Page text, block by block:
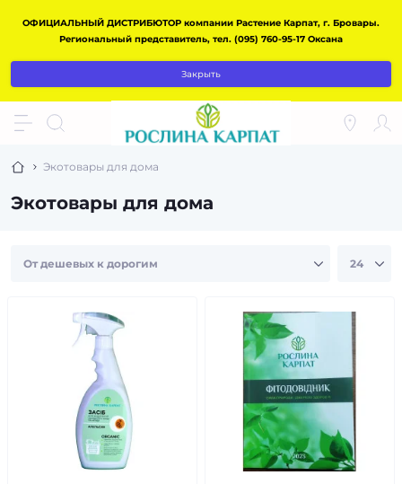
ОФИЦИАЛЬНЫЙ ДИСТРИБЮТОР компании Растение Карпат, г. Бровары.
Региональный представитель, тел. (095) 760-95-17 Оксана
Закрыть
Экотовары для дома
Экотовары для дома